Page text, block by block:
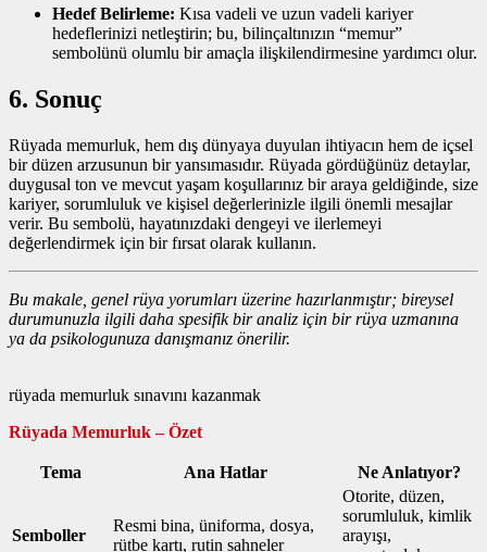
Hedef Belirleme: Kısa vadeli ve uzun vadeli kariyer
hedeflerinizi netleştirin; bu, bilinçaltınızın “memur”
sembolünü olumlu bir amaçla ilişkilendirmesine yardımcı olur.
6. Sonuç
Rüyada memurluk, hem dış dünyaya duyulan ihtiyacın hem de içsel
bir düzen arzusunun bir yansımasıdır. Rüyada gördüğünüz detaylar,
duygusal ton ve mevcut yaşam koşullarınız bir araya geldiğinde, size
kariyer, sorumluluk ve kişisel değerlerinizle ilgili önemli mesajlar
verir. Bu sembolü, hayatınızdaki dengeyi ve ilerlemeyi
değerlendirmek için bir fırsat olarak kullanın.
Bu makale, genel rüya yorumları üzerine hazırlanmıştır; bireysel
durumunuzla ilgili daha spesifik bir analiz için bir rüya uzmanına
ya da psikologunuza danışmanız önerilir.
rüyada memurluk sınavını kazanmak
Rüyada Memurluk – Özet
Tema Ana Hatlar Ne Anlatıyor?
Semboller
Resmi bina, üniforma, dosya,
rütbe kartı, rutin sahneler
Otorite, düzen,
sorumluluk, kimlik
arayışı,